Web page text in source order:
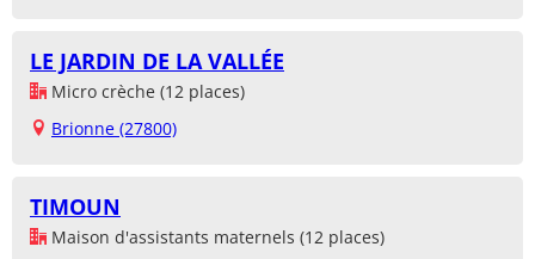
LE JARDIN DE LA VALLÉE
Micro crèche (12 places)
Brionne (27800)
TIMOUN
Maison d'assistants maternels (12 places)